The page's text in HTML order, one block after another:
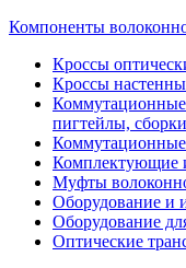
Компоненты
Кроссы
Кроссы
пигтейлы, сборки
Коммутационные
Комплектующие
Муфты
Оборудование и
Оборудование
Оптические